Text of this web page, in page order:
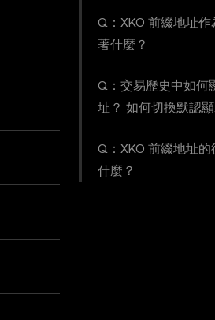
Q：XKO 前綴地址
著什麼？
Q：交易歷史中如何
址？ 如何切換默認
Q：XKO 前綴地址
什麼？